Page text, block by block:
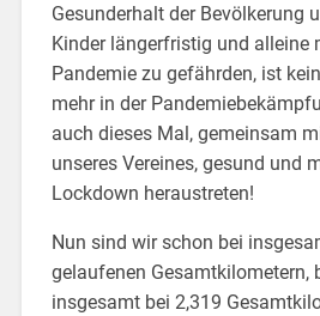
Gesunderhalt der Bevölkerung
Kinder längerfristig und alleine
Pandemie zu gefährden, ist
mehr in der
auch dieses Mal, gemeinsam
unseres Vereines, gesund und
Lockdown heraustreten!
Nun sind wir schon bei
gelaufenen Gesamtkilometern,
insgesamt bei 2,319